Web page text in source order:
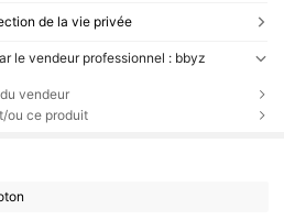
de la vie privée
le vendeur professionnel : bbyz
vendeur
ou ce produit